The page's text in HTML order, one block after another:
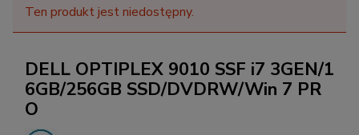
Ten produkt jest niedostępny.
DELL OPTIPLEX 9010 SSF i7 3GEN/1
6GB/256GB SSD/DVDRW/Win 7 PR
O